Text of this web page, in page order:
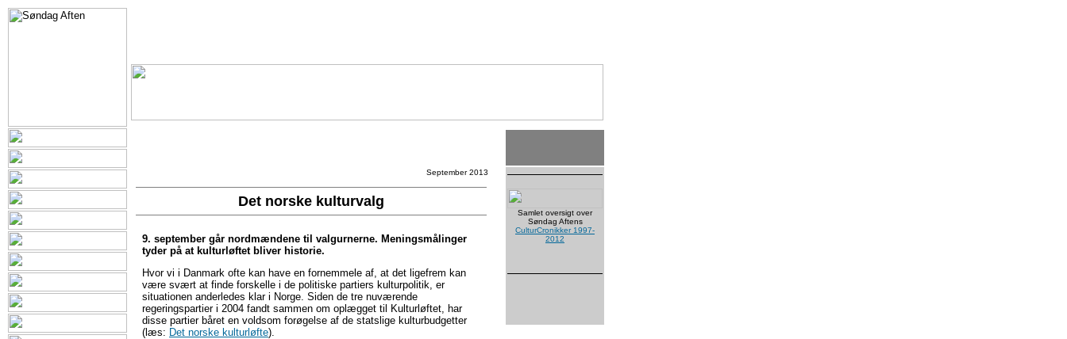
September 2013
Det norske kulturvalg
9. september går nordmændene til valgurnerne. Meningsmålinger
tyder på at kulturløftet bliver historie.
Hvor vi i Danmark ofte kan have en fornemmele af, at det ligefrem kan
være svært at finde forskelle i de politiske partiers kulturpolitik, er
situationen anderledes klar i Norge. Siden de tre nuværende
regeringspartier i 2004 fandt sammen om oplægget til Kulturløftet, har
disse partier båret en voldsom forøgelse af de statslige kulturbudgetter
(læs: Det norske kulturløfte).
Samlet oversigt over
Søndag Aftens
CulturCronikker 1997-
2012